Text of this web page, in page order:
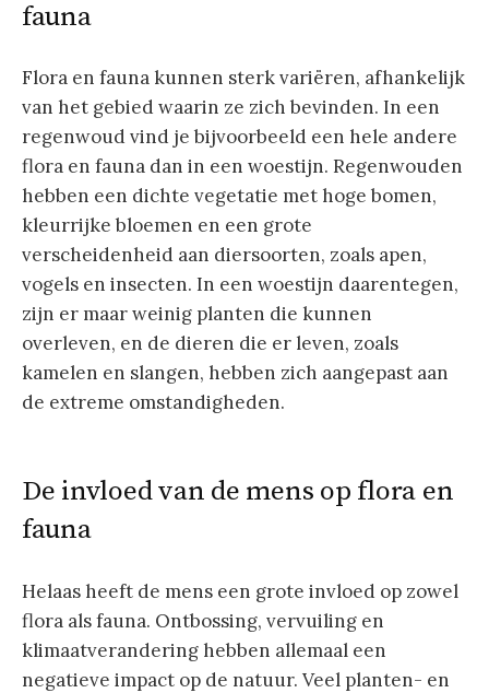
fauna
Flora en fauna kunnen sterk variëren, afhankelijk
van het gebied waarin ze zich bevinden. In een
regenwoud vind je bijvoorbeeld een hele andere
flora en fauna dan in een woestijn. Regenwouden
hebben een dichte vegetatie met hoge bomen,
kleurrijke bloemen en een grote
verscheidenheid aan diersoorten, zoals apen,
vogels en insecten. In een woestijn daarentegen,
zijn er maar weinig planten die kunnen
overleven, en de dieren die er leven, zoals
kamelen en slangen, hebben zich aangepast aan
de extreme omstandigheden.
De invloed van de mens op flora en
fauna
Helaas heeft de mens een grote invloed op zowel
flora als fauna. Ontbossing, vervuiling en
klimaatverandering hebben allemaal een
negatieve impact op de natuur. Veel planten- en